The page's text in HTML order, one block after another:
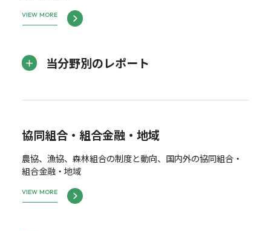
VIEW MORE
当分野別のレポート
協同組合・組合金融・地域
農協、漁協、森林組合の制度と動向、国内外の協同組合・
組合金融・地域
VIEW MORE